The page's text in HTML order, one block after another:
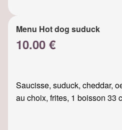
Menu Hot dog suduck
10.00 €
Saucisse, suduck, cheddar,
au choix, frites, 1 boisson 33